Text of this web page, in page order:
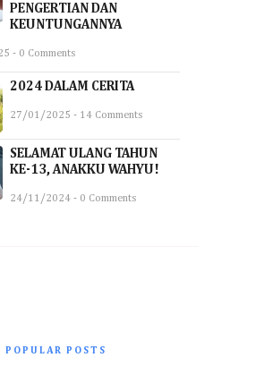
PENGERTIAN DAN
KEUNTUNGANNYA
- 0 Comments
2024 DALAM CERITA
27/01/2025 - 14 Comments
SELAMAT ULANG TAHUN
KE-13, ANAKKU WAHYU!
24/11/2024 - 0 Comments
POPULAR POSTS